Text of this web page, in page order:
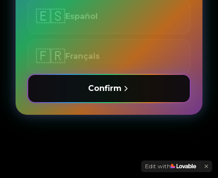
🇪🇸Español
🇫🇷Français
Confirm
Edit with